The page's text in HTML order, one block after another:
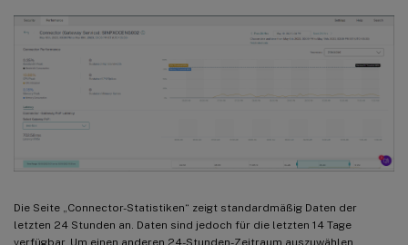
Die Seite „Connector-Statistiken“ zeigt standardmäßig Daten der
letzten 24 Stunden an. Daten sind jedoch für die letzten 14 Tage